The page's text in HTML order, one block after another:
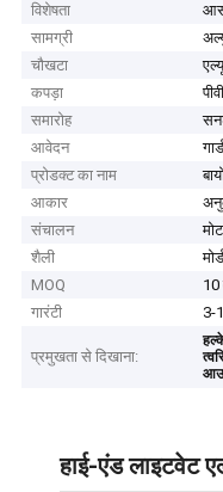
विशेषता
सामग्री
चौखटा
कपड़ा
समारोह
आवेदन
प्रोडक्ट का नाम
आकार
संचालन
शैली
MOQ
10
गारंटी
3-
प्रमुखता से दिखाना:
हाई-एंड लाइटवेट